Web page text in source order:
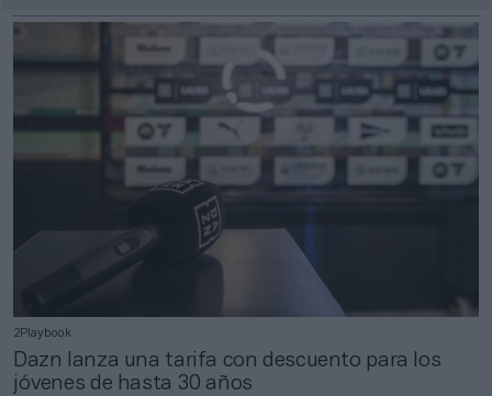
2Playbook
Dazn lanza una tarifa con descuento para los
jóvenes de hasta 30 años